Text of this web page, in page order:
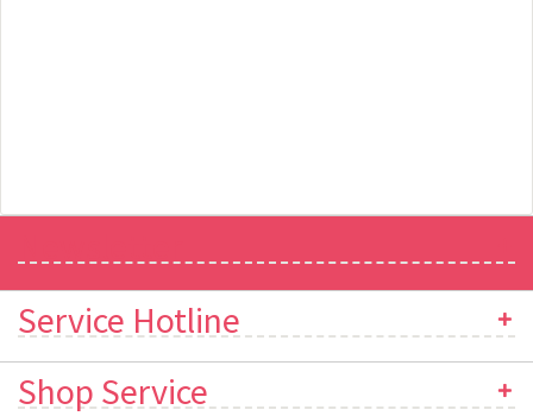
Service Hotline
Shop Service